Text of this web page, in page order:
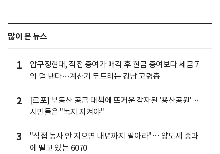
많이 본 뉴스
1
압구정현대, 직접 증여가 매각 후 현금 증여보다 세금 7
억 덜 낸다…계산기 두드리는 강남 고령층
2
[르포] 부동산 공급 대책에 뜨거운 감자된 '용산공원'…
시민들은 "녹지 지켜야"
3
"직접 농사 안 지으면 내년까지 팔아라"… 양도세 중과
에 떨고 있는 6070